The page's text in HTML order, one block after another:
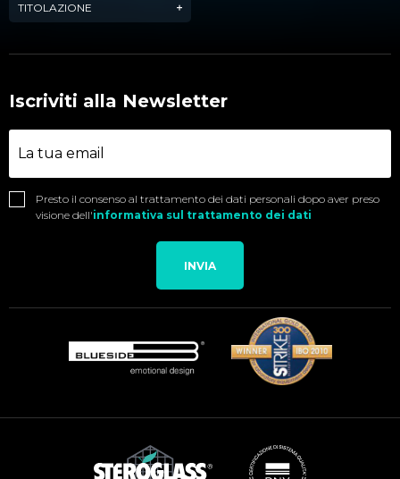
TITOLAZIONE
Iscriviti alla Newsletter
Presto il consenso al trattamento dei dati personali dopo aver preso
visione dell'informativa sul trattamento dei dati
INVIA